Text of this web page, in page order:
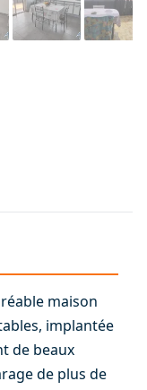
maison
implantée
de beaux
de plus de